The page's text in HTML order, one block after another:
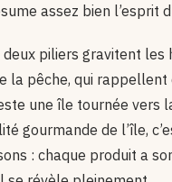
assez bien l’esprit
deux piliers gravitent les
la pêche, qui rappellent
une île tournée vers
gourmande de l’île,
: chaque produit a